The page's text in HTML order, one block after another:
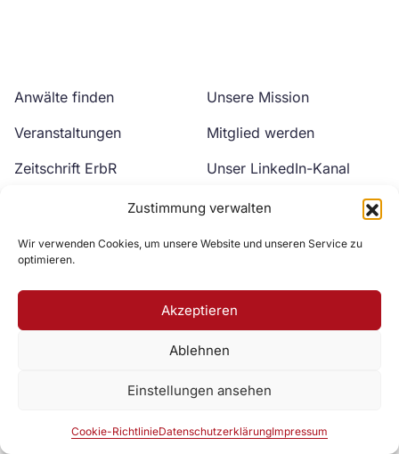
Zustimmung verwalten
Wir verwenden Cookies, um unsere Website und unseren Service zu
optimieren.
Akzeptieren
Ablehnen
Einstellungen ansehen
Cookie-RichtlinieDatenschutzerklärungImpressum
Anwälte finden
Veranstaltungen
Zeitschrift ErbR
Unsere Mission
Mitglied werden
Unser LinkedIn-Kanal
Unser YouTube-Kanal
Zur DAV Webseite